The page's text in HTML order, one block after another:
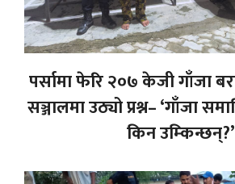
पर्सामा फेरि २०७ केजी गाँजा
सञ्जालमा उठ्यो प्रश्न– ‘गाँजा
किन उम्किन्छन्?’